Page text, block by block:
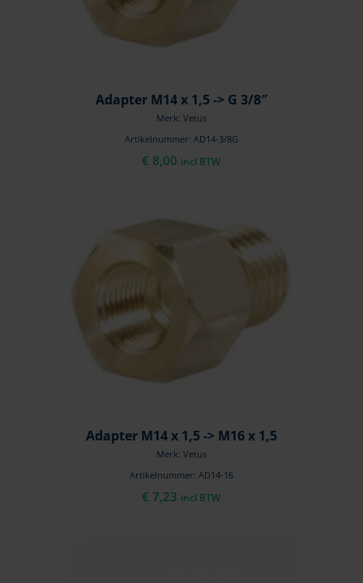
Adapter M14 x 1,5 -> G 3/8″
Merk: Vetus
Artikelnummer: AD14-3/8G
€ 8,00 incl BTW
Adapter M14 x 1,5 -> M16 x 1,5
Merk: Vetus
Artikelnummer: AD14-16
€ 7,23 incl BTW